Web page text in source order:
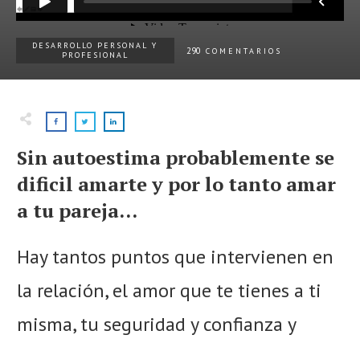
DESARROLLO PERSONAL Y
PROFESIONAL
290 COMENTARIOS
Sin autoestima probablemente se
dificil amarte y por lo tanto amar
a tu pareja...
Hay tantos puntos que intervienen en
la relación, el amor que te tienes a ti
misma, tu seguridad y confianza y